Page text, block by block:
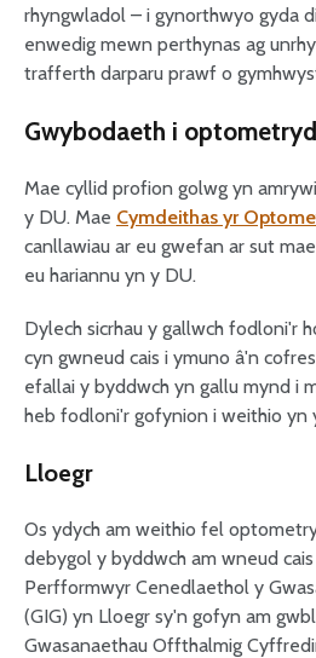
rhyngwladol – i gynorthwyo gyda
enwedig mewn perthynas ag
trafferth darparu prawf o
Gwybodaeth i
Mae cyllid profion golwg yn
y DU. Mae Cymdeithas yr
canllawiau ar eu gwefan ar sut
eu hariannu yn y DU.
Dylech sicrhau y gallwch fodloni'r
cyn gwneud cais i ymuno â'n
efallai y byddwch yn gallu mynd i
heb fodloni'r gofynion i weithio yn
Lloegr
Os ydych am weithio fel
debygol y byddwch am wneud
Perfformwyr Cenedlaethol y
(GIG) yn Lloegr sy'n gofyn am
Gwasanaethau Offthalmig